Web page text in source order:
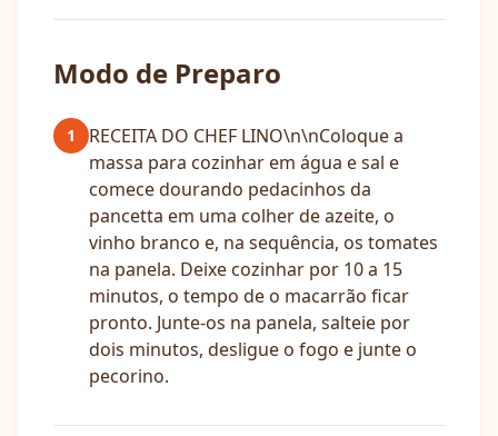
Modo de Preparo
1
RECEITA DO CHEF LINO\n\nColoque a
massa para cozinhar em água e sal e
comece dourando pedacinhos da
pancetta em uma colher de azeite, o
vinho branco e, na sequência, os tomates
na panela. Deixe cozinhar por 10 a 15
minutos, o tempo de o macarrão ficar
pronto. Junte-os na panela, salteie por
dois minutos, desligue o fogo e junte o
pecorino.